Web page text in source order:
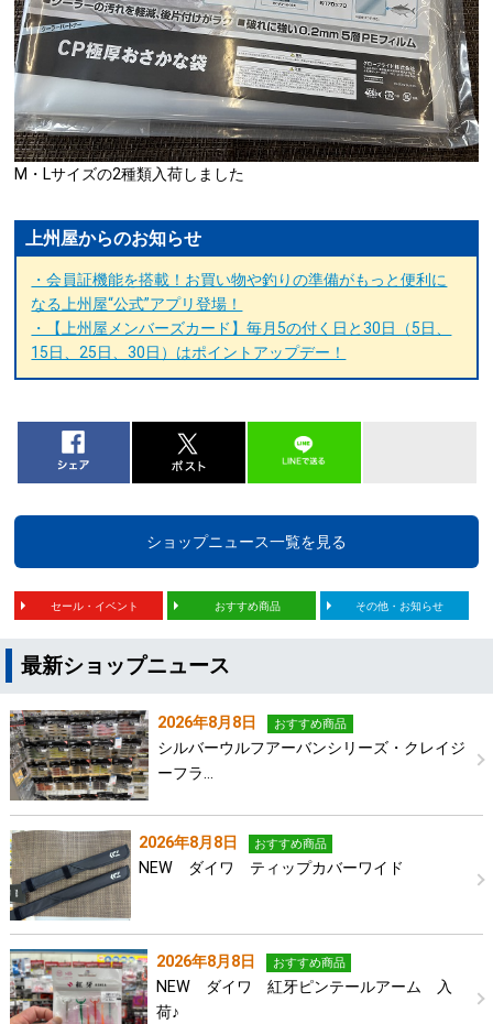
M・Lサイズの2種類入荷しました
上州屋からのお知らせ
・会員証機能を搭載！お買い物や釣りの準備がもっと便利に
なる上州屋“公式”アプリ登場！
・【上州屋メンバーズカード】毎月5の付く日と30日（5日、
15日、25日、30日）はポイントアップデー！
ショップニュース一覧を見る
セール・イベント おすすめ商品 その他・お知らせ
最新ショップニュース
2026年8月8日 おすすめ商品
シルバーウルフアーバンシリーズ・クレイジ
ーフラ…
2026年8月8日 おすすめ商品
NEW ダイワ ティップカバーワイド
2026年8月8日 おすすめ商品
NEW ダイワ 紅牙ピンテールアーム 入
荷♪